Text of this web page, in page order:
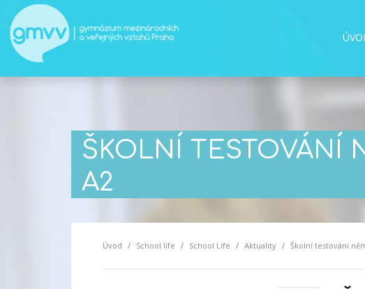
ŠKOLNÍ TESTOVÁNÍ
A2
Úvod School life School Life Aktuality Školní testování